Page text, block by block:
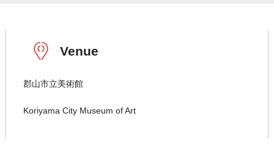
Venue
郡山市立美術館
Koriyama City Museum of Art